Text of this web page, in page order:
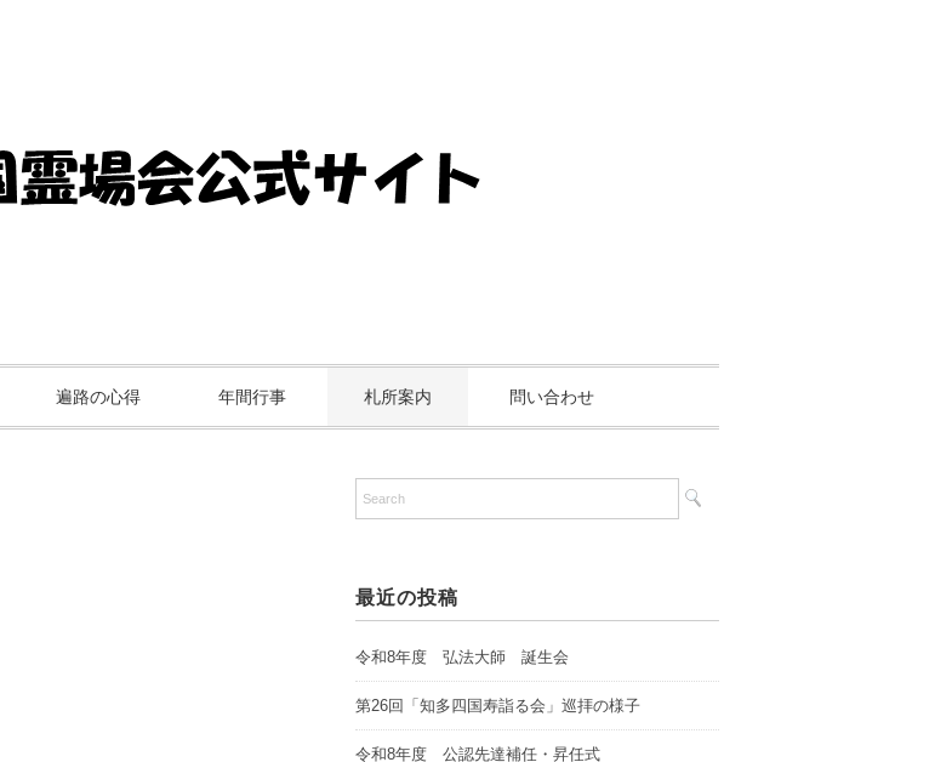
遍路の心得 年間行事 札所案内 問い合わせ
最近の投稿
令和8年度 弘法大師 誕生会
第26回「知多四国寿詣る会」巡拝の様子
令和8年度 公認先達補任・昇任式